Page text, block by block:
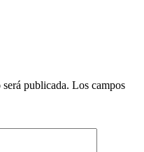
publicada. Los campos